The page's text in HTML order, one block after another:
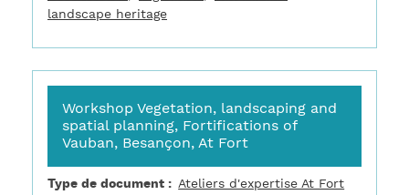
landscape heritage
Workshop Vegetation, landscaping and
spatial planning, Fortifications of
Vauban, Besançon, At Fort
Type de document
Ateliers d'expertise At Fort